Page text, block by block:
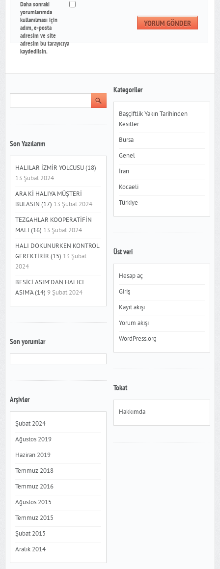
Daha sonraki
yorumlarımda
kullanılması için
adım, e-posta
adresim ve site
adresim bu tarayıcıya
kaydedilsin.
Son Yazılarım
HALILAR İZMİR YOLCUSU (18)
13 Şubat 2024
ARA Kİ HALIYA MÜŞTERİ
BULASIN (17) 13 Şubat 2024
TEZGAHLAR KOOPERATİFİN
MALI (16) 13 Şubat 2024
HALI DOKUNURKEN KONTROL
GEREKTİRİR (15) 13 Şubat
2024
BESİCİ ASIM’DAN HALICI
ASIM’A (14) 9 Şubat 2024
Son yorumlar
Arşivler
Şubat 2024
Ağustos 2019
Haziran 2019
Temmuz 2018
Temmuz 2016
Ağustos 2015
Temmuz 2015
Şubat 2015
Aralık 2014
Kategoriler
Başçiftlik Yakın Tarihinden
Kesitler
Bursa
Genel
İran
Kocaeli
Türkiye
Üst veri
Hesap aç
Giriş
Kayıt akışı
Yorum akışı
WordPress.org
Tokat
Hakkımda